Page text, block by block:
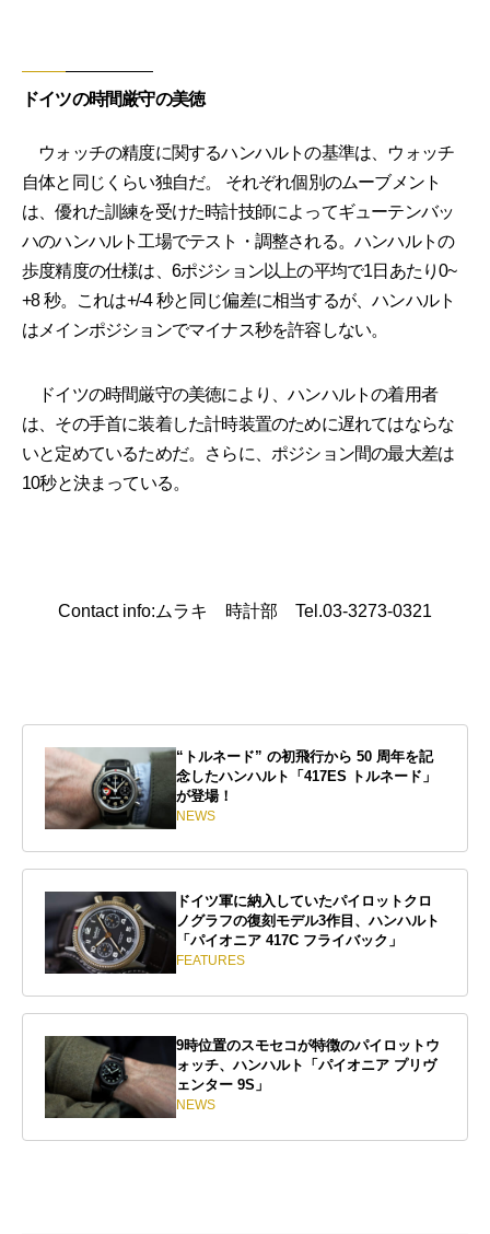
ドイツの時間厳守の美徳
ウォッチの精度に関するハンハルトの基準は、ウォッチ
自体と同じくらい独自だ。 それぞれ個別のムーブメント
は、優れた訓練を受けた時計技師によってギューテンバッ
ハのハンハルト工場でテスト・調整される。ハンハルトの
歩度精度の仕様は、6ポジション以上の平均で1日あたり0~
+8 秒。これは+/-4 秒と同じ偏差に相当するが、ハンハルト
はメインポジションでマイナス秒を許容しない。
ドイツの時間厳守の美徳により、ハンハルトの着用者
は、その手首に装着した計時装置のために遅れてはならな
いと定めているためだ。さらに、ポジション間の最大差は
10秒と決まっている。
Contact info:ムラキ 時計部 Tel.03-3273-0321
“トルネード” の初飛行から 50 周年を記
念したハンハルト「417ES トルネード」
が登場！
NEWS
ドイツ軍に納入していたパイロットクロ
ノグラフの復刻モデル3作目、ハンハルト
「パイオニア 417C フライバック」
FEATURES
9時位置のスモセコが特徴のパイロットウ
ォッチ、ハンハルト「パイオニア プリヴ
ェンター 9S」
NEWS